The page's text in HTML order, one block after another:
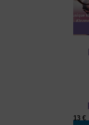
13 €